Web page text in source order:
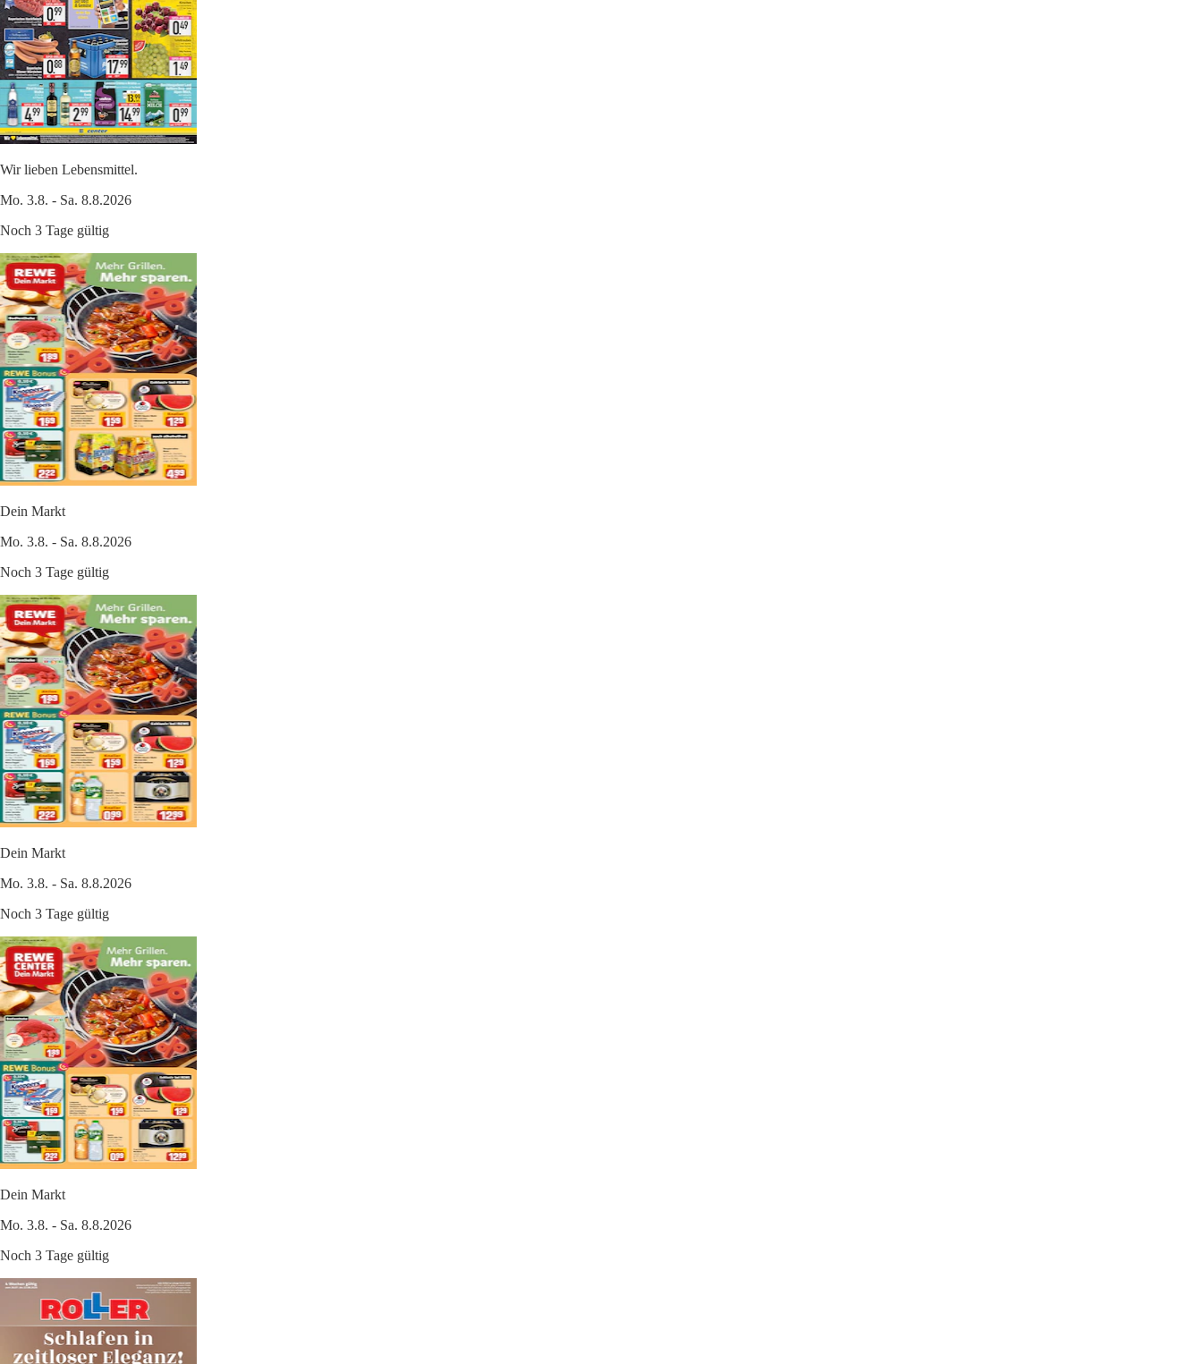
Wir lieben Lebensmittel.
Mo. 3.8. - Sa. 8.8.2026
Noch 3 Tage gültig
Dein Markt
Mo. 3.8. - Sa. 8.8.2026
Noch 3 Tage gültig
Dein Markt
Mo. 3.8. - Sa. 8.8.2026
Noch 3 Tage gültig
Dein Markt
Mo. 3.8. - Sa. 8.8.2026
Noch 3 Tage gültig